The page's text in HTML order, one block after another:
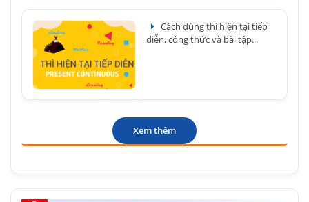
Cách dùng thì hiện tại tiếp
diễn, công thức và bài tập...
Xem thêm